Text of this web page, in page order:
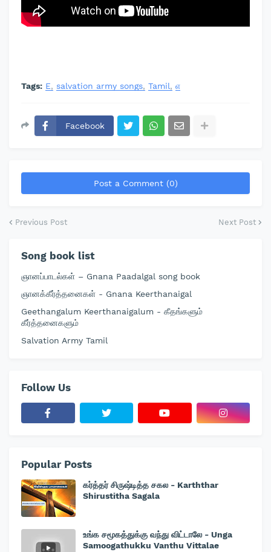
Tags: E salvation army songs Tamil எ
Facebook
Post a Comment (0)
Previous Post Next Post
Song book list
ஞானப்பாடல்கள் – Gnana Paadalgal song book
ஞானக்கீர்த்தனைகள் - Gnana Keerthanaigal
Geethangalum Keerthanaigalum - கீதங்களும்
கீர்த்தனைகளும்
Salvation Army Tamil
Follow Us
Popular Posts
கர்த்தர் சிருஷ்டித்த சகல - Karththar
Shirustitha Sagala
உங்க சமூகத்துக்கு வந்து விட்டாலே - Unga
Samoogathukku Vanthu Vittalae